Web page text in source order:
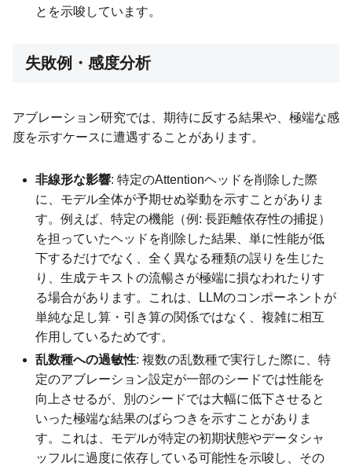
とを示唆しています。
失敗例・感度分析
アブレーション研究では、期待に反する結果や、極端な感
度を示すケースに遭遇することがあります。
非線形な影響: 特定のAttentionヘッドを削除した際
に、モデル全体が予期せぬ挙動を示すことがありま
す。例えば、特定の機能（例: 長距離依存性の捕捉）
を担っていたヘッドを削除した結果、単に性能が低
下するだけでなく、全く異なる種類の誤りを生じた
り、生成テキストの流暢さが極端に損なわれたりす
る場合があります。これは、LLMのコンポーネントが
単純な足し算・引き算の関係ではなく、複雑に相互
作用しているためです。
乱数種への過敏性: 複数の乱数種で実行した際に、特
定のアブレーション設定が一部のシードでは性能を
向上させるが、別のシードでは大幅に低下させると
いった極端な結果のばらつきを示すことがありま
す。これは、モデルが特定の初期状態やデータシャ
ッフルに過度に依存している可能性を示唆し、その